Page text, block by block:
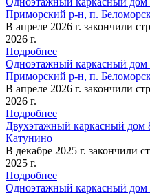
Приморский р-н, п.
В апреле 2026 г. закончили
2026 г.
Подробнее
Одноэтажный каркасный дом
Приморский р-н, п.
В апреле 2026 г. закончили
2026 г.
Подробнее
Двухэтажный каркасный дом
Катунино
В декабре 2025 г. закончили
2025 г.
Подробнее
Одноэтажный каркасный дом